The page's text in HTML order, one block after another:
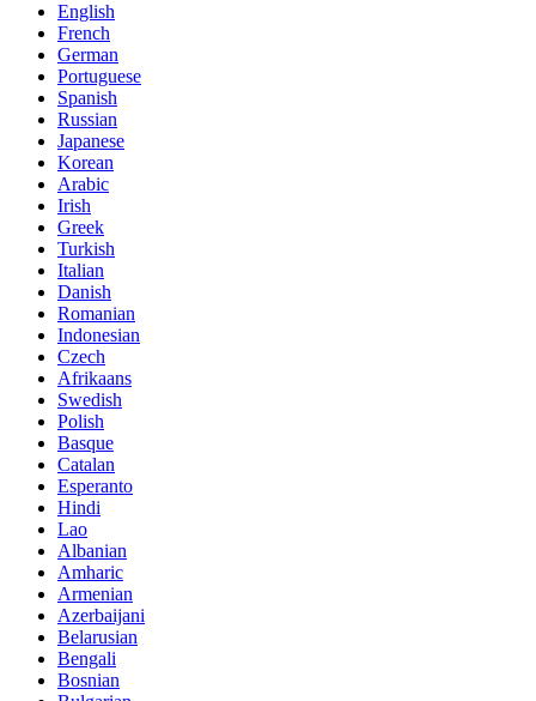
English
French
German
Portuguese
Spanish
Russian
Japanese
Korean
Arabic
Irish
Greek
Turkish
Italian
Danish
Romanian
Indonesian
Czech
Afrikaans
Swedish
Polish
Basque
Catalan
Esperanto
Hindi
Lao
Albanian
Amharic
Armenian
Azerbaijani
Belarusian
Bengali
Bosnian